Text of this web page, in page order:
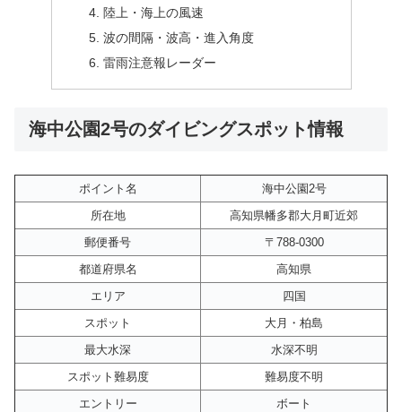
陸上・海上の風速
波の間隔・波高・進入角度
雷雨注意報レーダー
海中公園2号のダイビングスポット情報
ポイント名
海中公園2号
所在地
高知県幡多郡大月町近郊
郵便番号
〒788-0300
都道府県名
高知県
エリア
四国
スポット
大月・柏島
最大水深
水深不明
スポット難易度
難易度不明
エントリー
ボート